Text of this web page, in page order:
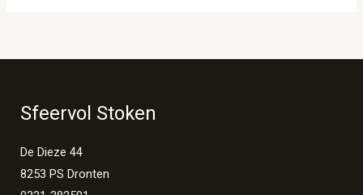
Sfeervol Stoken
De Dieze 44
8253 PS Dronten